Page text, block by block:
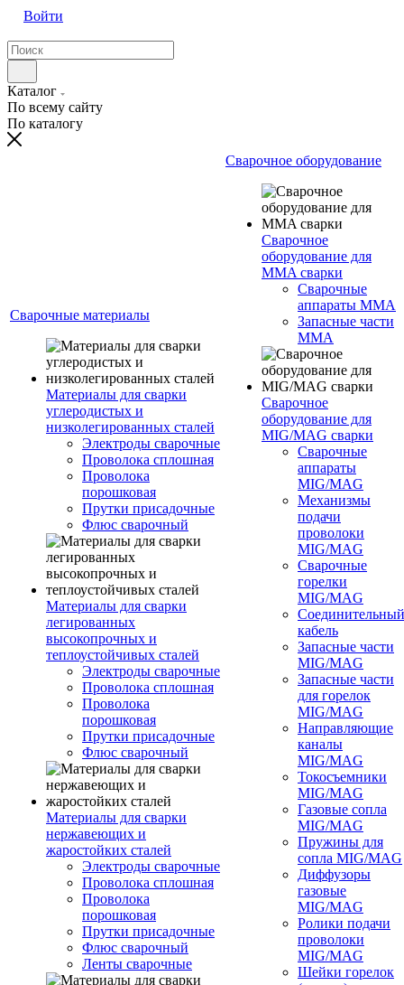
Войти
Каталог
По всему сайту
По каталогу
Сварочные материалы
Материалы для сварки
углеродистых и
низколегированных сталей
Электроды сварочные
Проволока сплошная
Проволока
порошковая
Прутки присадочные
Флюс сварочный
Материалы для сварки
легированных
высокопрочных и
теплоустойчивых сталей
Электроды сварочные
Проволока сплошная
Проволока
порошковая
Прутки присадочные
Флюс сварочный
Материалы для сварки
нержавеющих и
жаростойких сталей
Электроды сварочные
Проволока сплошная
Проволока
порошковая
Прутки присадочные
Флюс сварочный
Ленты сварочные
Сварочное оборудование
Сварочное
оборудование для
MMA сварки
Сварочные
аппараты MMA
Запасные части
MMA
Сварочное
оборудование для
MIG/MAG сварки
Сварочные
аппараты
MIG/MAG
Механизмы
подачи
проволоки
MIG/MAG
Сварочные
горелки
MIG/MAG
Соединительный
кабель
Запасные части
MIG/MAG
Запасные части
для горелок
MIG/MAG
Направляющие
каналы
MIG/MAG
Токосъемники
MIG/MAG
Газовые сопла
MIG/MAG
Пружины для
сопла MIG/MAG
Диффузоры
газовые
MIG/MAG
Ролики подачи
проволоки
MIG/MAG
Шейки горелок